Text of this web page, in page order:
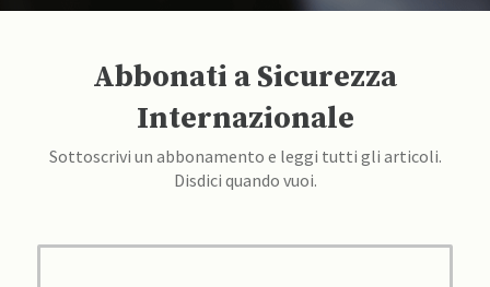
Abbonati a Sicurezza
Internazionale
Sottoscrivi un abbonamento e leggi tutti gli articoli.
Disdici quando vuoi.